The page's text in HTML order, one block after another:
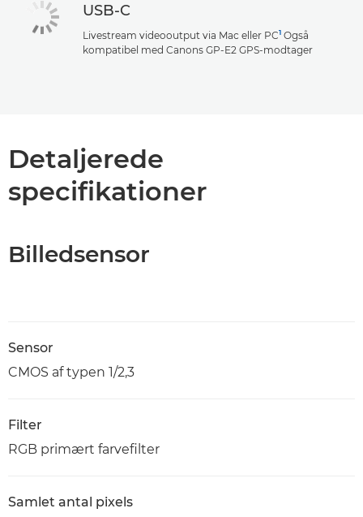
USB-C
Livestream videooutput via Mac eller PC1 Også
kompatibel med Canons GP-E2 GPS-modtager
Detaljerede
specifikationer
Billedsensor
Sensor
CMOS af typen 1/2,3
Filter
RGB primært farvefilter
Samlet antal pixels